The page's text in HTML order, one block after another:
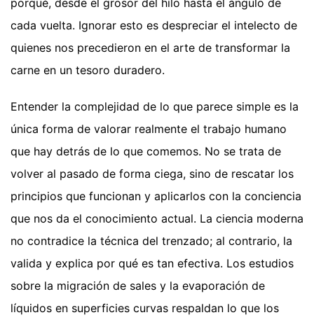
cada vuelta. Ignorar esto es despreciar el intelecto de
quienes nos precedieron en el arte de transformar la
carne en un tesoro duradero.
Entender la complejidad de lo que parece simple es la
única forma de valorar realmente el trabajo humano
que hay detrás de lo que comemos. No se trata de
volver al pasado de forma ciega, sino de rescatar los
principios que funcionan y aplicarlos con la conciencia
que nos da el conocimiento actual. La ciencia moderna
no contradice la técnica del trenzado; al contrario, la
valida y explica por qué es tan efectiva. Los estudios
sobre la migración de sales y la evaporación de
líquidos en superficies curvas respaldan lo que los